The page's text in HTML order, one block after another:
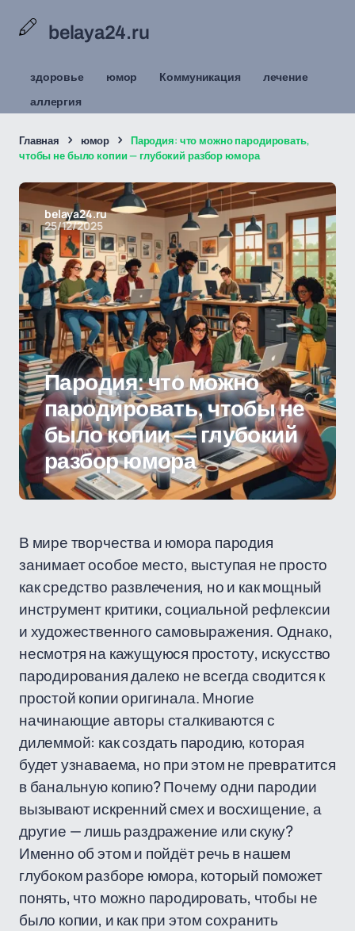
belaya24.ru
здоровье юмор Коммуникация
лечение
аллергия
Главная юмор
Пародия: что можно пародировать,
чтобы не было копии — глубокий разбор юмора
belaya24.ru
25/12/2025
Пародия: что можно
пародировать, чтобы не
было копии — глубокий
разбор юмора
В мире творчества и юмора пародия
занимает особое место, выступая не просто
как средство развлечения, но и как мощный
инструмент критики, социальной рефлексии
и художественного самовыражения. Однако,
несмотря на кажущуюся простоту, искусство
пародирования далеко не всегда сводится к
простой копии оригинала. Многие
начинающие авторы сталкиваются с
дилеммой: как создать пародию, которая
будет узнаваема, но при этом не превратится
в банальную копию? Почему одни пародии
вызывают искренний смех и восхищение, а
другие — лишь раздражение или скуку?
Именно об этом и пойдёт речь в нашем
глубоком разборе юмора, который поможет
понять, что можно пародировать, чтобы не
было копии, и как при этом сохранить